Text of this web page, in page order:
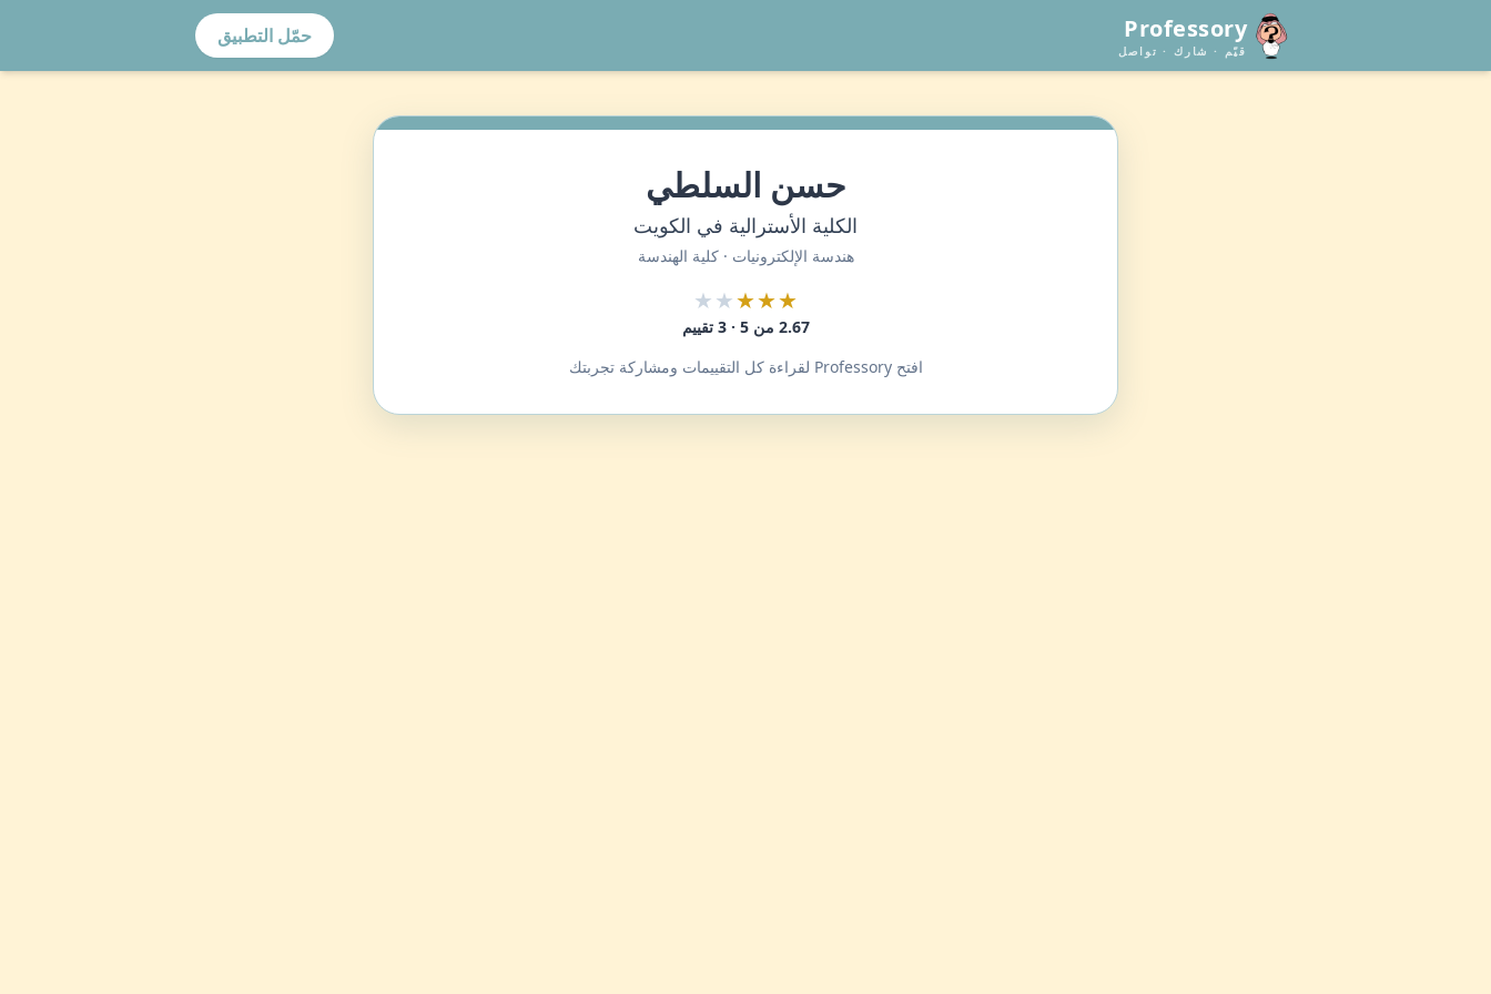
Professory
قيّم · شارك · تواصل
حمّل التطبيق
حسن السلطي
الكلية الأسترالية في الكويت
هندسة الإلكترونيات · كلية الهندسة
★★★
★★
2.67 من 5 · 3 تقييم
افتح Professory لقراءة كل التقييمات ومشاركة تجربتك